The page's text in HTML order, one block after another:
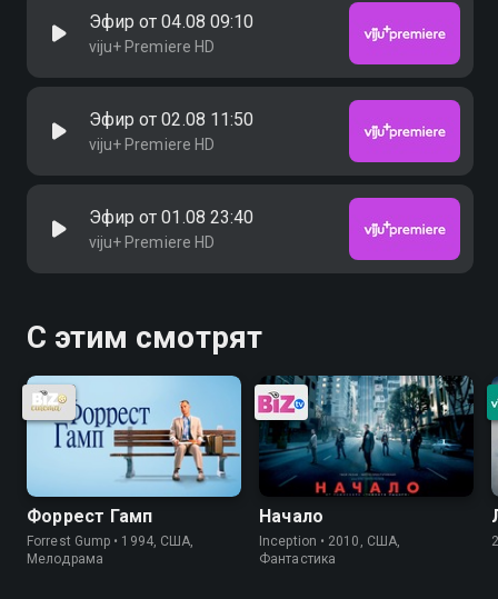
Эфир от 04.08 09:10
viju+ Premiere HD
Эфир от 02.08 11:50
viju+ Premiere HD
Эфир от 01.08 23:40
viju+ Premiere HD
С этим смотрят
Форрест Гамп
Forrest Gump • 1994, США,
Мелодрама
Начало
Inception • 2010, США,
Фантастика